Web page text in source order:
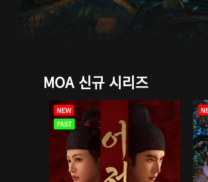
MOA 신규 시리즈